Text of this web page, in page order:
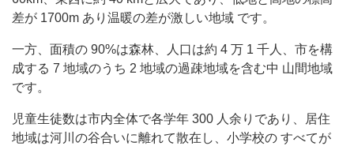
差が 1700m あり温暖の差が激しい地域 です。
一方、面積の 90%は森林、人口は約 4 万 1 千人、市を構
成する 7 地域のうち 2 地域の過疎地域を含む中 山間地域
です。
児童生徒数は市内全体で各学年 300 人余りであり、居住
地域は河川の谷合いに離れて散在し、小学校の すべてが